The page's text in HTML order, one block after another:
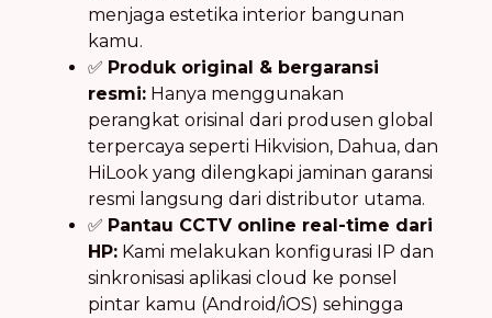
menjaga estetika interior bangunan
kamu.
✅ Produk original & bergaransi
resmi: Hanya menggunakan
perangkat orisinal dari produsen global
terpercaya seperti Hikvision, Dahua, dan
HiLook yang dilengkapi jaminan garansi
resmi langsung dari distributor utama.
✅ Pantau CCTV online real-time dari
HP: Kami melakukan konfigurasi IP dan
sinkronisasi aplikasi cloud ke ponsel
pintar kamu (Android/iOS) sehingga